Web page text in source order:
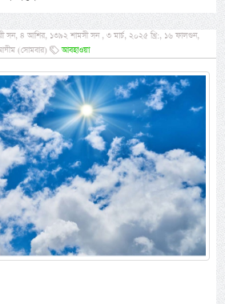
সন, ৪ আশির, ১৩৯২ শামসী সন , ৩ মার্চ, ২০২৫ খ্রি:, ১৬ ফালগুন,
(সোমবার)
আবহাওয়া